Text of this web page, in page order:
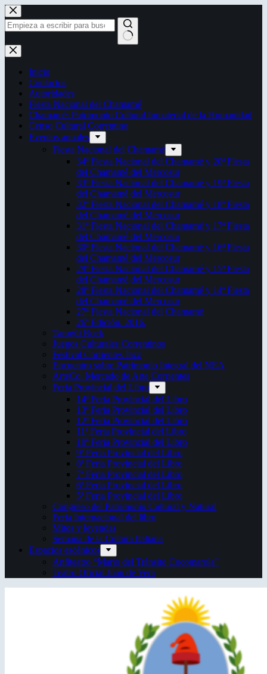
Saltar
al
contenido
Sin
resultados
Inicio
Contactos
Autoridades
Fiesta Nacional del Chamamé
Chamamé: Patrimonio Cultural Inmaterial de la Humanidad
Censo Cultural Correntino
Eventos anuales
Fiesta Nacional del Chamamé
34ª Fiesta Nacional del Chamamé y 20ª Fiesta
del Chamamé del Mercosur
33ª Fiesta Nacional del Chamamé y 19ª Fiesta
del Chamamé del Mercosur
32ª Fiesta Nacional del Chamamé y 18ª Fiesta
del Chamamé del Mercosur
31ª Fiesta Nacional del Chamamé y 17ª Fiesta
del Chamamé del Mercosur
30ª Fiesta Nacional del Chamamé y 16ª Fiesta
del Chamamé del Mercosur
29ª Fiesta Nacional del Chamamé y 15ª Fiesta
del Chamamé del Mercosur
28ª Fiesta Nacional del Chamamé y 14ª Fiesta
del Chamamé del Mercosur
27ª Fiesta Nacional del Chamamé
26ª Edición. 2016.
Taragüi Rock
Juegos Culturales Correntinos
Festival Corrientes Jazz
Encuentro sobre Patrimonio Integral del NEA
ArteCo. Mercado de Arte Corrientes
Feria Provincial del Libro
14ª Feria Provincial del Libro
13ª Feria Provincial del Libro
12ª Feria Provincial del Libro
11ª Feria Provincial del Libro
10ª Feria Provincial del Libro
9ª Feria Provincial del Libro
8ª Feria Provincial del Libro
7ª Feria Provincial del Libro
6ª Feria Provincial del Libro
5ª Feria Provincial del Libro
Congreso del Patrimonio Cultural y Natural
Feria Internacional del libro
Mitos y leyendas
Semana de la Cultura Italiana
Espacios escénicos
Anfiteatro “Mario del Tránsito Cocomarola”
Teatro Oficial Juan de Vera